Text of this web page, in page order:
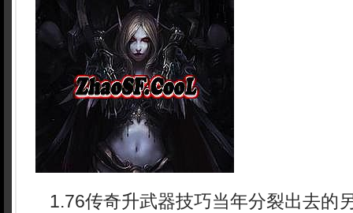
1.76传奇升武器技巧当年分裂出去的